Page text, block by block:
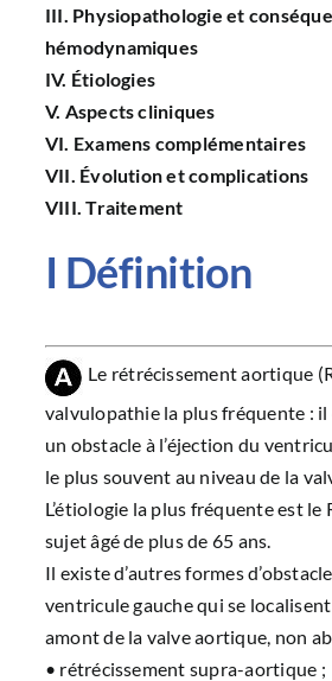
III. Physiopathologie et
hémodynamiques
IV. Étiologies
V. Aspects cliniques
VI. Examens complémentaires
VII. Évolution et complications
VIII. Traitement
I Définition
Le rétrécissement aortique
valvulopathie la plus fréquente : il
un obstacle à l’éjection du
le plus souvent au niveau de la
L’étiologie la plus fréquente est le
sujet âgé de plus de 65 ans.
Il existe d’autres formes
ventricule gauche qui se
amont de la valve aortique, non
• rétrécissement supra-aortique ;